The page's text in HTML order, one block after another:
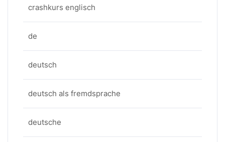
crashkurs englisch
de
deutsch
deutsch als fremdsprache
deutsche